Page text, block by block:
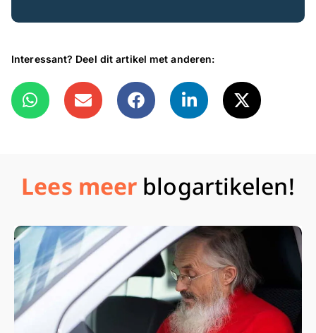
Interessant? Deel dit artikel met anderen:
Lees meer blogartikelen!